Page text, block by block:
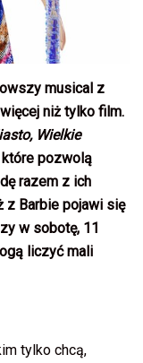
musical z
niż tylko film.
Wielkie
pozwolą
razem z ich
z Barbie pojawi się
w sobotę, 11
liczyć mali
tylko chcą,